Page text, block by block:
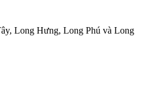
Long Hưng, Long Phú và Long